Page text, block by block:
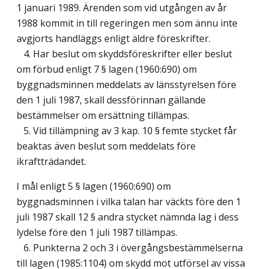
1 januari 1989. Ärenden som vid utgången av år
1988 kommit in till regeringen men som ännu inte
avgjorts handläggs enligt äldre föreskrifter.
4. Har beslut om skyddsföreskrifter eller beslut
om förbud enligt 7 § lagen (1960:690) om
byggnadsminnen meddelats av länsstyrelsen före
den 1 juli 1987, skall dessförinnan gällande
bestämmelser om ersättning tillämpas.
5. Vid tillämpning av 3 kap. 10 § femte stycket får
beaktas även beslut som meddelats före
ikraftträdandet.
I mål enligt 5 § lagen (1960:690) om
byggnadsminnen i vilka talan har väckts före den 1
juli 1987 skall 12 § andra stycket nämnda lag i dess
lydelse före den 1 juli 1987 tillämpas.
6. Punkterna 2 och 3 i övergångsbestämmelserna
till lagen (1985:1104) om skydd mot utförsel av vissa